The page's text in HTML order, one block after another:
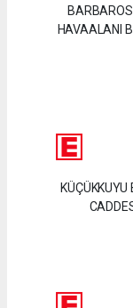
HAVAALANI